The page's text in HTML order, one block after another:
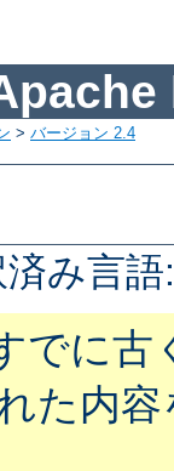
> バージョン 2.4
済み言
でに
た内